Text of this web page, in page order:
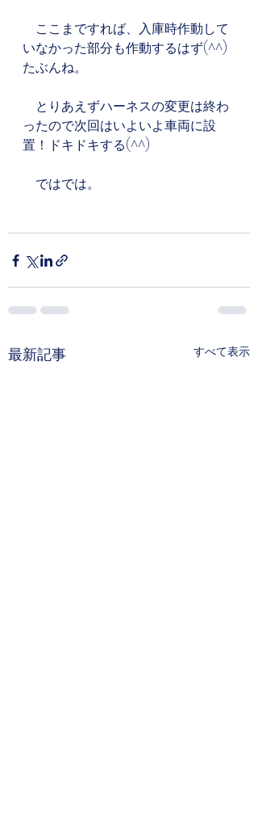
ここまですれば、入庫時作動して
いなかった部分も作動するはず(^^)
たぶんね。
とりあえずハーネスの変更は終わ
ったので次回はいよいよ車両に設
置！ドキドキする(^^)
ではでは。
最新記事 すべて表示